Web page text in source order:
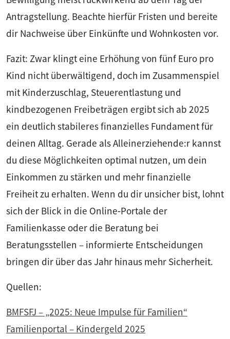
Antragstellung. Beachte hierfür Fristen und bereite
dir Nachweise über Einkünfte und Wohnkosten vor.
Fazit: Zwar klingt eine Erhöhung von fünf Euro pro
Kind nicht überwältigend, doch im Zusammenspiel
mit Kinderzuschlag, Steuerentlastung und
kindbezogenen Freibeträgen ergibt sich ab 2025
ein deutlich stabileres finanzielles Fundament für
deinen Alltag. Gerade als Alleinerziehende:r kannst
du diese Möglichkeiten optimal nutzen, um dein
Einkommen zu stärken und mehr finanzielle
Freiheit zu erhalten. Wenn du dir unsicher bist, lohnt
sich der Blick in die Online‑Portale der
Familienkasse oder die Beratung bei
Beratungsstellen – informierte Entscheidungen
bringen dir über das Jahr hinaus mehr Sicherheit.
Quellen:
BMFSFJ – „2025: Neue Impulse für Familien“
Familienportal – Kindergeld 2025